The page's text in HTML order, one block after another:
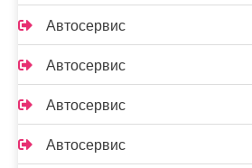
Автосервис
Автосервис
Автосервис
Автосервис